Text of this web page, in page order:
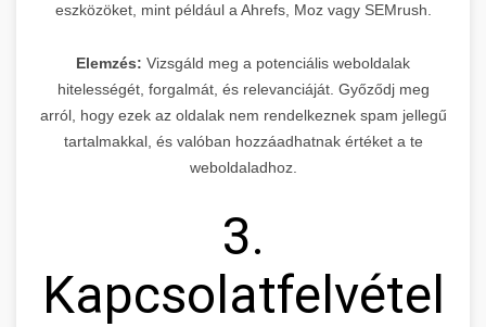
eszközöket, mint például a Ahrefs, Moz vagy SEMrush.
Elemzés: Vizsgáld meg a potenciális weboldalak
hitelességét, forgalmát, és relevanciáját. Győződj meg
arról, hogy ezek az oldalak nem rendelkeznek spam jellegű
tartalmakkal, és valóban hozzáadhatnak értéket a te
weboldaladhoz.
3.
Kapcsolatfelvétel